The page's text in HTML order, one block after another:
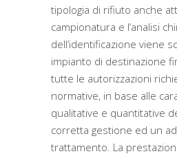
tipologia di rifiuto anche
campionatura e l’analisi
dell’identificazione viene
impianto di destinazione
tutte le autorizzazioni
normative, in base alle
qualitative e quantitative
corretta gestione ed un
trattamento. La